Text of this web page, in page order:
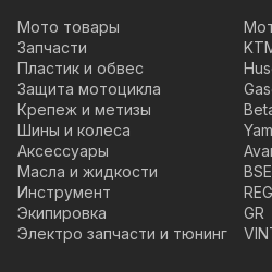
Мото товары
Запчасти
Пластик и обвес
Защита мотоцикла
Крепеж и метизы
Шины и колеса
Аксессуары
Масла и жидкости
Инструмент
Экипировка
Электро запчасти и тюнинг
BSE
GR